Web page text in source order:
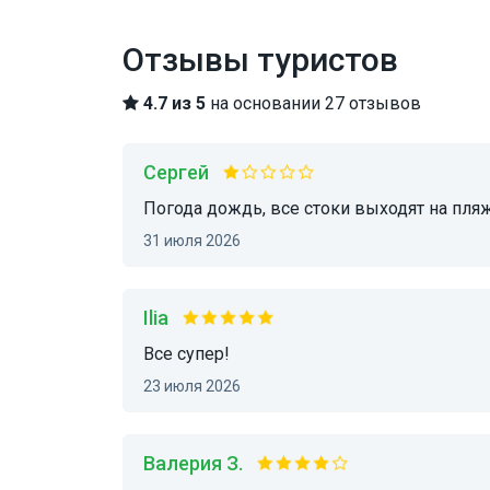
Отзывы туристов
4.7 из 5 на основании 27 отзывов
Сергей
Погода дождь, все стоки выходят на
31 июля 2026
Ilia
Все супер!
23 июля 2026
Валерия З.